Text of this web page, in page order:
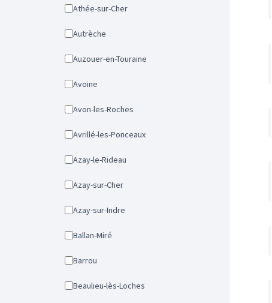
Athée-sur-Cher
Autrèche
Auzouer-en-Touraine
Avoine
Avon-les-Roches
Avrillé-les-Ponceaux
Azay-le-Rideau
Azay-sur-Cher
Azay-sur-Indre
Ballan-Miré
Barrou
Beaulieu-lès-Loches